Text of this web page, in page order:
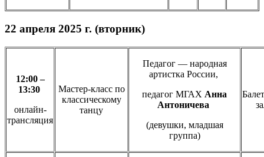
22 апреля 2025 г. (вторник)
12:00 –
13:30
онлайн-
трансляция
Мастер-класс по
классическому
танцу
Педагог — народная
артистка России,
педагог МГАХ Анна
Антоничева
(девушки, младшая
группа)